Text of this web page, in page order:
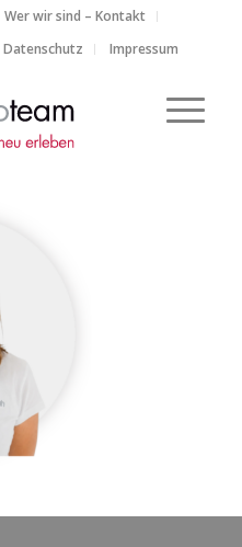
Wer wir sind – Kontakt
Datenschutz Impressum